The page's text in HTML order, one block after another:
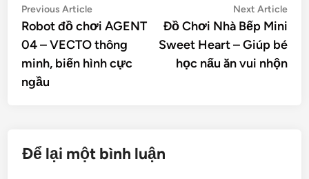
Điều
hướng
bài
viết
Previous ArticlePrevious
article:
Robot đồ chơi AGENT
04 – VECTO thông
minh, biến hình cực
ngầu
Next Article
Đồ Chơi Nhà Bếp Mini
Sweet Heart – Giúp bé
học nấu ăn vui nhộn
Để lại một bình luận